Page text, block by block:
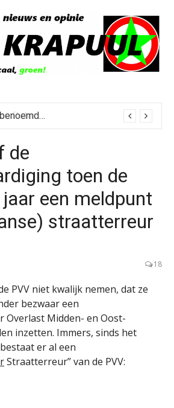
Todd Blanche benoemd tot Attorney General
de
toen de
een meldpunt
straatterreur
18
PVV niet kwalijk nemen, dat ze
bezwaar een
Overlast Midden- en Oost-
inzetten. Immers, sinds het
er al een
Straatterreur” van de PVV: